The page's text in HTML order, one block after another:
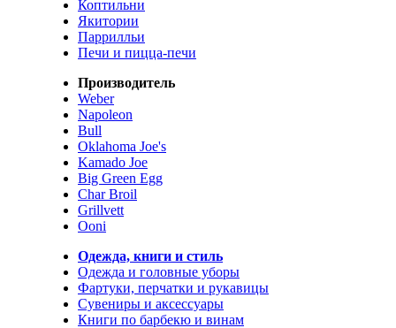
Коптильни
Якитории
Паррилльи
Печи и пицца-печи
Производитель
Weber
Napoleon
Bull
Oklahoma Joe's
Kamado Joe
Big Green Egg
Char Broil
Grillvett
Ooni
Одежда, книги и стиль
Одежда и головные уборы
Фартуки, перчатки и рукавицы
Сувениры и аксессуары
Книги по барбекю и винам